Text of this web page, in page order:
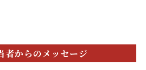
者からのメッセージ